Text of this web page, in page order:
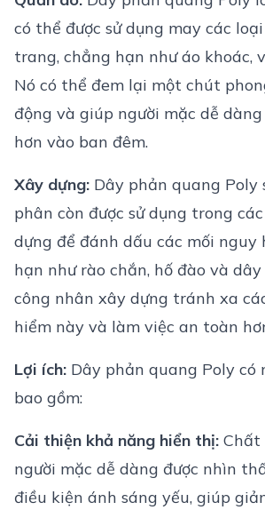
có thể được sử dụng may các
trang, chẳng hạn như áo khoác,
Nó có thể đem lại một chút
động và giúp người mặc dễ
hơn vào ban đêm.
Xây dựng: Dây phản quang Poly
phân còn được sử dụng trong
dựng để đánh dấu các mối nguy
hạn như rào chắn, hố đào và
công nhân xây dựng tránh xa
hiểm này và làm việc an toàn
Lợi ích: Dây phản quang Poly có
bao gồm:
Cải thiện khả năng hiển thị: Chất
người mặc dễ dàng được nhìn
điều kiện ánh sáng yếu, giúp